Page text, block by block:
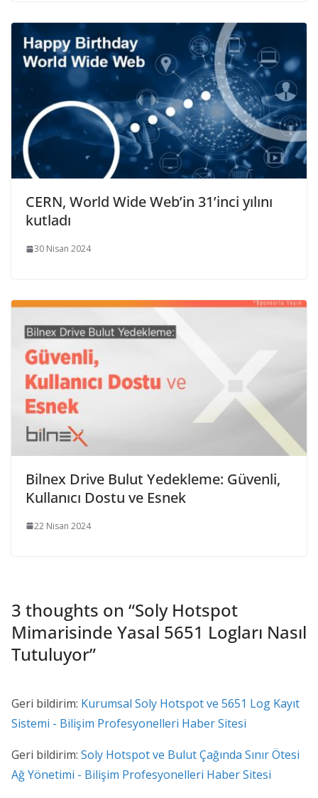
CERN, World Wide Web’in 31’inci yılını
kutladı
30 Nisan 2024
Bilnex Drive Bulut Yedekleme: Güvenli,
Kullanıcı Dostu ve Esnek
22 Nisan 2024
3 thoughts on “Soly Hotspot
Mimarisinde Yasal 5651 Logları Nasıl
Tutuluyor”
Geri bildirim: Kurumsal Soly Hotspot ve 5651 Log Kayıt
Sistemi - Bilişim Profesyonelleri Haber Sitesi
Geri bildirim: Soly Hotspot ve Bulut Çağında Sınır Ötesi
Ağ Yönetimi - Bilişim Profesyonelleri Haber Sitesi